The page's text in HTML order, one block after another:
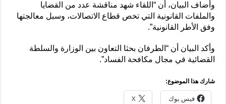
وأضاف البيان، أن “اللقاء شهد مناقشة عدد من القضايا
والملفات القانونية التي تخص قطاع الاتصالات، وسبل معالجتها
وفق الأطر القانونية”.
وأكد البيان أن “الطرفان بحثا التعاون بين الوزارة والسلطة
القضائية في مجال مكافحة الفساد”.
شارك هذا الموضوع:
فيس بوك X